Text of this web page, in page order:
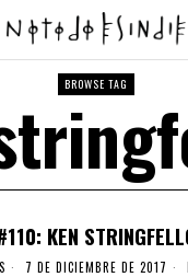
BROWSE TAG
KEN
7 DE DICIEMBRE DE 2017